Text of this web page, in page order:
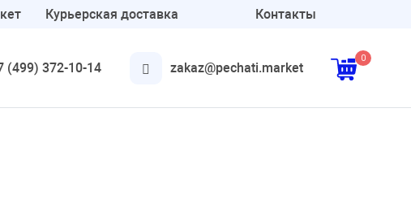
Курьерская доставка Контакты
(499) 372-10-14 zakaz@pechati.market
0